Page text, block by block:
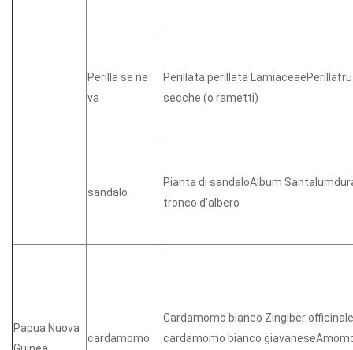
Perilla se ne
va
Perillata perillata
secche (o rametti)
sandalo
Pianta di sandaloAlbum
tronco d'albero
Papua Nuova
cardamomo
Cardamomo bianco Zingiber
cardamomo bianco